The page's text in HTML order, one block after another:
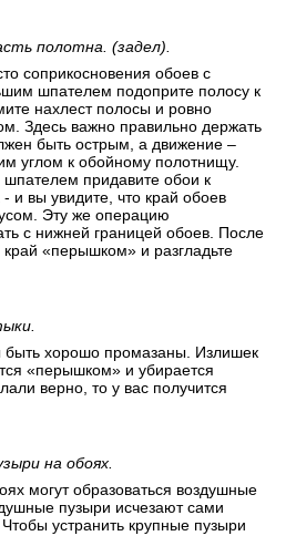
полотна. (задел).
соприкосновения обоев с
шпателем подоприте полосу к
нахлест полосы и ровно
Здесь важно правильно держать
быть острым, а движение –
углом к обойному полотнищу.
придавите обои к
и вы увидите, что край обоев
Эту же операцию
с нижней границей обоев. После
«перышком» и разгладьте
хорошо промазаны. Излишек
«перышком» и убирается
верно, то у вас получится
на обоях.
могут образоваться воздушные
пузыри исчезают сами
устранить крупные пузыри